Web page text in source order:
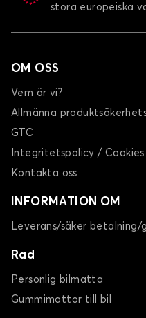
stora europeiska
OM OSS
Vem är vi?
Allmänna
GTC
Integritetspolicy / Cookies
Kontakta oss
INFORMATION OM
Leverans/säker betalning/
Rad
Personlig bilmatta
Gummimattor till bil